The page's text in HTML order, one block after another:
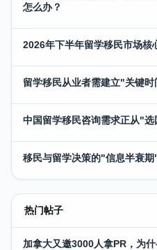
怎么办？
2026年下半年留学移民市场核
留学移民从业者需建立"关键
中国留学移民咨询需求正从"
移民与留学决策的"信息半衰
热门帖子
加拿大又邀3000人拿PR，为